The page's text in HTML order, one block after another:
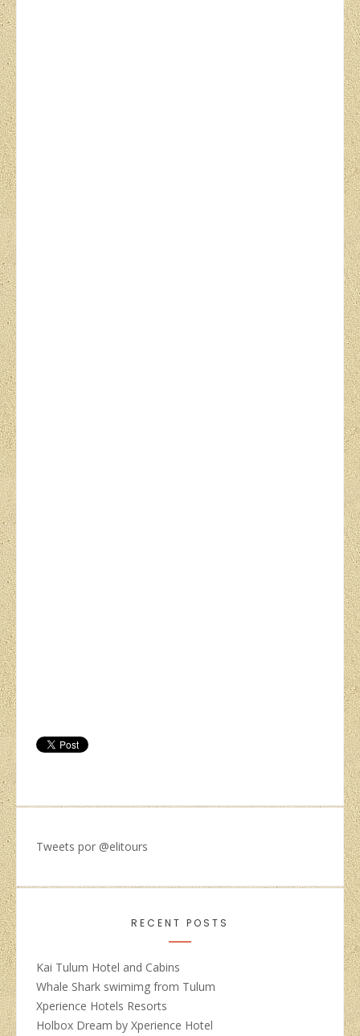
Tweets por @elitours
RECENT POSTS
Kai Tulum Hotel and Cabins
Whale Shark swimimg from Tulum
Xperience Hotels Resorts
Holbox Dream by Xperience Hotel